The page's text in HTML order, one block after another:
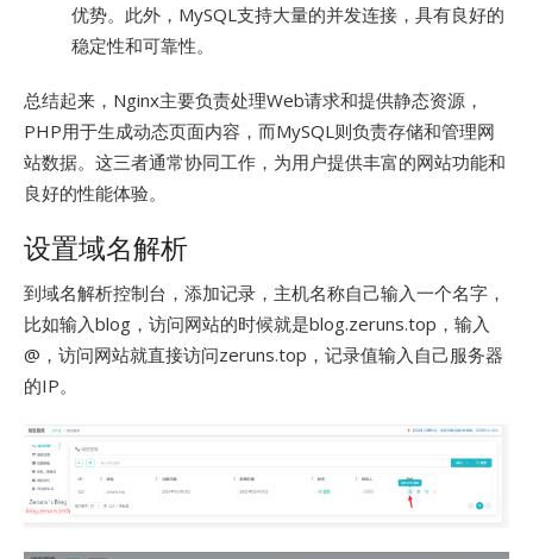
优势。此外，MySQL支持大量的并发连接，具有良好的
稳定性和可靠性。
总结起来，Nginx主要负责处理Web请求和提供静态资源，
PHP用于生成动态页面内容，而MySQL则负责存储和管理网
站数据。这三者通常协同工作，为用户提供丰富的网站功能和
良好的性能体验。
设置域名解析
到域名解析控制台，添加记录，主机名称自己输入一个名字，
比如输入blog，访问网站的时候就是blog.zeruns.top，输入
@，访问网站就直接访问zeruns.top，记录值输入自己服务器
的IP。